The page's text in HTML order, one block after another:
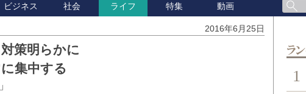
ビジネス 社会 ライフ 特集 動画
2016年6月25日
策明らかに
集中する
1